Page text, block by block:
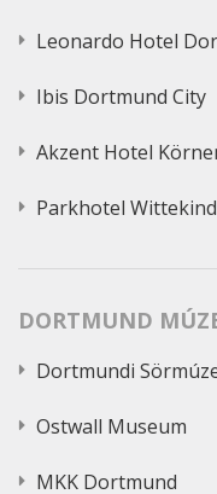
Leonardo Hotel
Ibis Dortmund City
Akzent Hotel
Parkhotel
DORTMUND
Dortmundi
Ostwall Museum
MKK Dortmund